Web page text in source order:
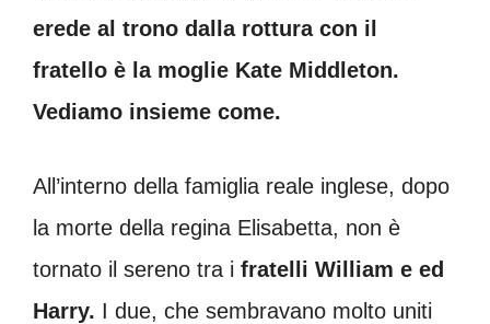
erede al trono dalla rottura con il
fratello è la moglie Kate Middleton.
Vediamo insieme come.
All’interno della famiglia reale inglese, dopo
la morte della regina Elisabetta, non è
tornato il sereno tra i fratelli William e ed
Harry. I due, che sembravano molto uniti